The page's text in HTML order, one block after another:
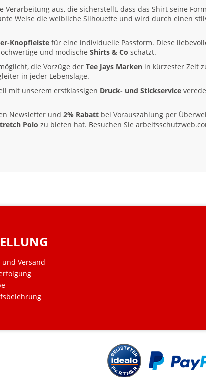
aus, die sicherstellt, dass das Shirt seine
Weise die weibliche Silhouette und wird durch einen
Knopfleiste für eine individuelle Passform. Diese
und modische Shirts & Co schätzt.
die Vorzüge der Tee Jays Marken in kürzester Zeit
in jeder Lebenslage.
mit unserem erstklassigen Druck- und Stickservice
Newsletter und 2% Rabatt bei Vorauszahlung per
Polo zu bieten hat. Besuchen Sie
und Versand